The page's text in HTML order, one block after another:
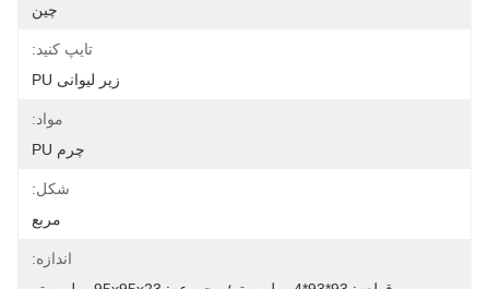
چین
تایپ کنید:
زیر لیوانی PU
مواد:
چرم PU
شکل:
مربع
اندازه: